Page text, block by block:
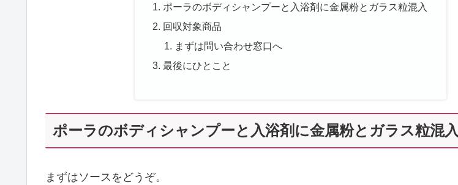
ポーラのボディシャンプーと入浴剤に金属粉とガラス粒混入
回収対象商品
まずは問い合わせ窓口へ
最後にひとこと
ポーラのボディシャンプーと入浴剤に金属粉とガラス粒混入
まずはソースをどうぞ。